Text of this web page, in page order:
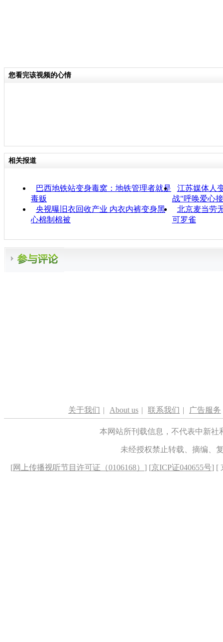
您看完该视频的心情
相关报道
巴西地铁站变身毒窝：地铁管理者就是
毒贩
江苏媒体人
战"呼唤爱心
央视曝旧衣回收产业 内衣内裤变身黑
心棉制棉被
北京麦当劳
可罗雀
关于我们 | About us | 联系我们 | 广告服务
本网站所刊载信息，不代表中新
未经授权禁止转载、摘编、
[网上传播视听节目许可证（0106168） ] [京ICP证040655号] [